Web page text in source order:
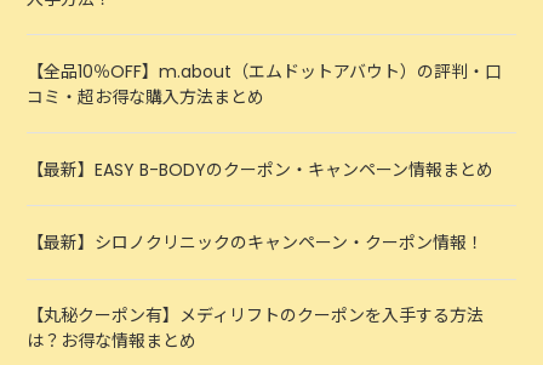
【全品10％OFF】m.about（エムドットアバウト）の評判・口
コミ・超お得な購入方法まとめ
【最新】EASY B-BODYのクーポン・キャンペーン情報まとめ
【最新】シロノクリニックのキャンペーン・クーポン情報！
【丸秘クーポン有】メディリフトのクーポンを入手する方法
は？お得な情報まとめ